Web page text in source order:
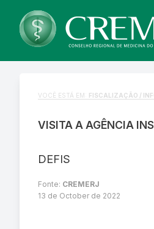
VOCÊ ESTÁ EM: FISCALIZAÇÃO /
VISITA A AGÊNCIA
DEFIS
Fonte: CREMERJ
13 de October de 2022